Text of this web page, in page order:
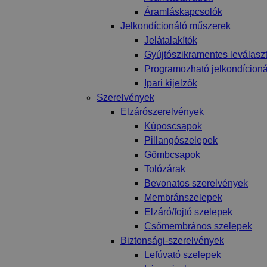
Áramláskapcsolók
Jelkondícionáló műszerek
Jelátalakítók
Gyújtószikramentes
Programozható
Ipari kijelzők
Szerelvények
Elzárószerelvények
Kúposcsapok
Pillangószelepek
Gömbcsapok
Tolózárak
Bevonatos szerelvények
Membránszelepek
Elzáró/fojtó szelepek
Csőmembrános szelepek
Biztonsági-szerelvények
Lefúvató szelepek